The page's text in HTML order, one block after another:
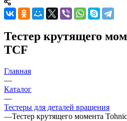
Тестер крутящего
TCF
Главная
—
Каталог
—
Тестеры для деталей вращения
—Тестер крутящего момента